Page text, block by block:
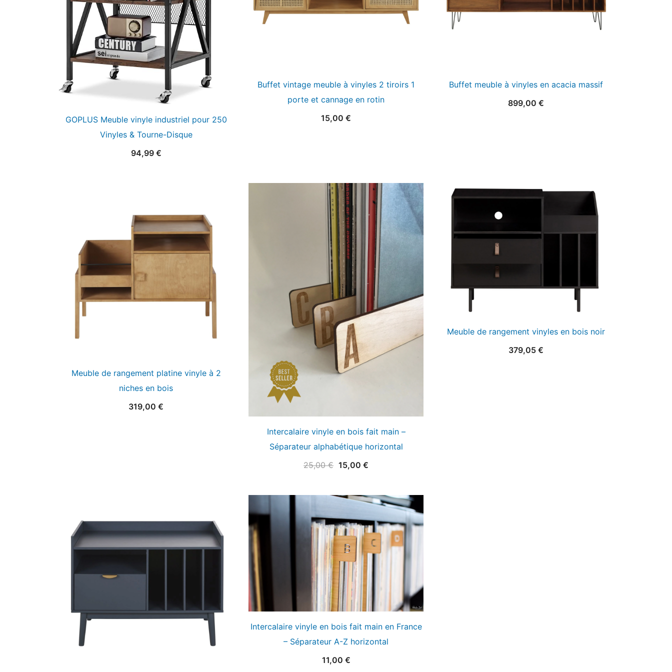
GOPLUS Meuble vinyle industriel pour 250
Vinyles & Tourne-Disque
94,99 €
Buffet vintage meuble à vinyles 2 tiroirs 1
porte et cannage en rotin
15,00 €
Buffet meuble à vinyles en acacia massif
899,00 €
Meuble de rangement platine vinyle à 2
niches en bois
319,00 €
Intercalaire vinyle en bois fait main –
Séparateur alphabétique horizontal
25,00€ Le
était :
25,00 €.
15,00 €
est :
Meuble de rangement vinyles en bois noir
379,05 €
Intercalaire vinyle en bois fait main en France
– Séparateur A-Z horizontal
11,00 €